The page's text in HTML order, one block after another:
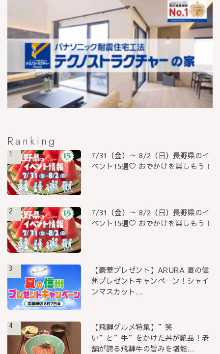
Ranking
1
7/31（金）～ 8/2（日）長野県のイ
ベント15選♡ おでかけを楽しもう！
2
7/31（金）～ 8/2（日）長野県のイ
ベント15選♡ おでかけを楽しもう！
3
【豪華プレゼント】ARURA 夏の信
州プレゼントキャンペーン！シャイ
ンマスカット...
4
【飛騨グルメ特集】”笑
い”と”牛”をかけた丼が絶品！老
舗が誇る飛騨牛の旨みを堪能...